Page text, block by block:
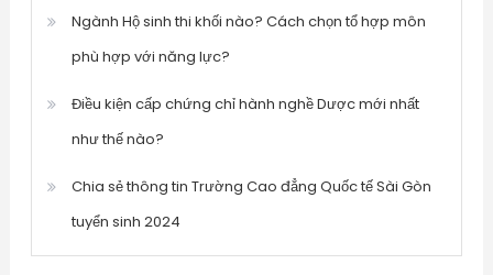
Ngành Hộ sinh thi khối nào? Cách chọn tổ hợp môn
phù hợp với năng lực?
Điều kiện cấp chứng chỉ hành nghề Dược mới nhất
như thế nào?
Chia sẻ thông tin Trường Cao đẳng Quốc tế Sài Gòn
tuyển sinh 2024